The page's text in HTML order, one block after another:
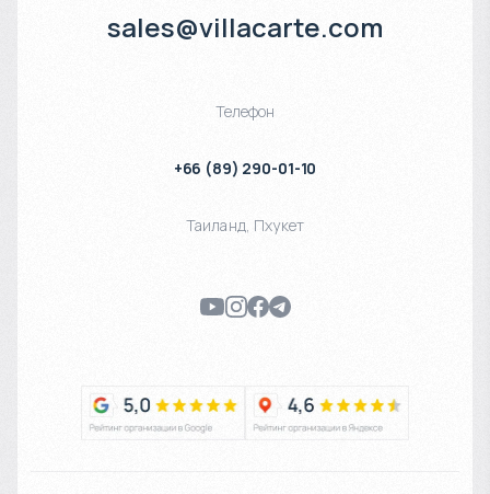
sales@villacarte.com
Телефон
+66 (89) 290-01-10
Таиланд, Пхукет